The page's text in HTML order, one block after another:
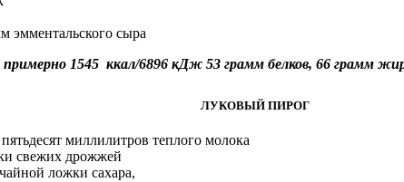
эмментальского сыра
1545 ккал/6896 кДж 53 грамм белков, 66 грамм
ЛУКОВЫЙ ПИРОГ
миллилитров теплого молока
свежих дрожжей
ложки сахара,